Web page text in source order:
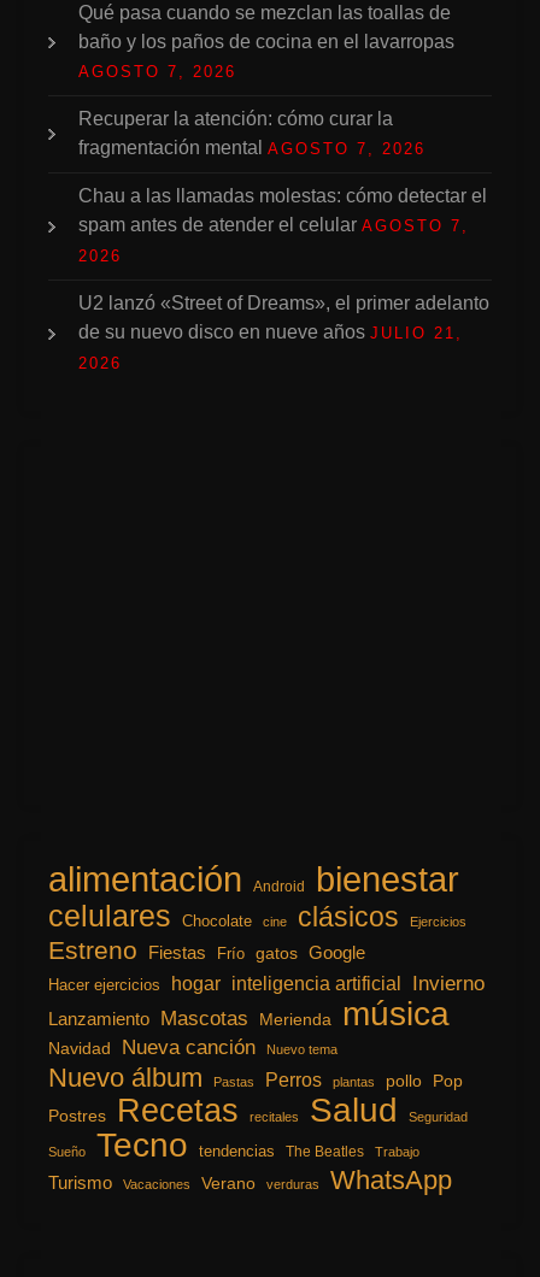
Qué pasa cuando se mezclan las toallas de
baño y los paños de cocina en el lavarropas
AGOSTO 7, 2026
Recuperar la atención: cómo curar la
fragmentación mental AGOSTO 7, 2026
Chau a las llamadas molestas: cómo detectar el
spam antes de atender el celular AGOSTO 7,
2026
U2 lanzó «Street of Dreams», el primer adelanto
de su nuevo disco en nueve años JULIO 21,
2026
alimentación Android bienestar
celulares Chocolate cine clásicos Ejercicios
Estreno Fiestas Frío gatos Google
Hacer ejercicios hogar inteligencia artificial Invierno
Lanzamiento Mascotas Merienda música
Navidad Nueva canción Nuevo tema
Nuevo álbum Pastas Perros plantas pollo
Pop
Postres
Recetas recitales Salud Seguridad
Sueño Tecno tendencias The Beatles Trabajo
Turismo Vacaciones Verano verduras WhatsApp